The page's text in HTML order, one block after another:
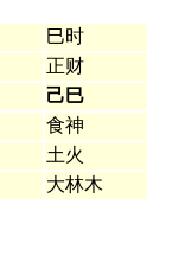
巳时
正财
己巳
食神
土火
大林木